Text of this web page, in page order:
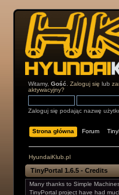
Witamy,Gość .Zaloguj się lub
aktywacyjny?
Zaloguj się podając nazwę
Strona główna Forum
HyundaiKlub.pl
TinyPortal 1.6.5 - Credits
Many thanks to Simple
TinyPortal project have had